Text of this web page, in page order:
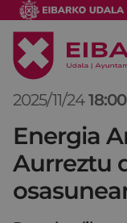
2025/11/24 18:00
Energia
Aurreztu